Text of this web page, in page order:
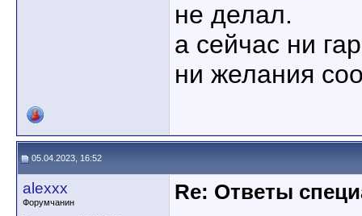
не делал.
а сейчас ни
ни желания
05.04.2023, 16:52
alexxx
Форумчанин
Re: Ответы